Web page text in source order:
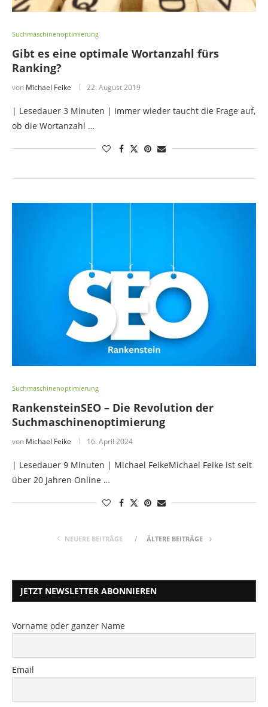
Suchmaschinenoptimierung
Gibt es eine optimale Wortanzahl fürs
Ranking?
von Michael Feike 22. August 2019
| Lesedauer 3 Minuten | Immer wieder taucht die Frage auf,
ob die Wortanzahl …
Suchmaschinenoptimierung
RankensteinSEO – Die Revolution der
Suchmaschinenoptimierung
von Michael Feike 16. April 2024
| Lesedauer 9 Minuten | Michael FeikeMichael Feike ist seit
über 20 Jahren Online …
NEUERE BEITRÄGE ÄLTERE BEITRÄGE
JETZT NEWSLETTER ABONNIEREN
Vorname oder ganzer Name
Email